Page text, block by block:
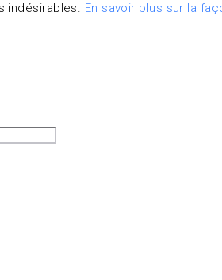
indésirables. En savoir plus sur la